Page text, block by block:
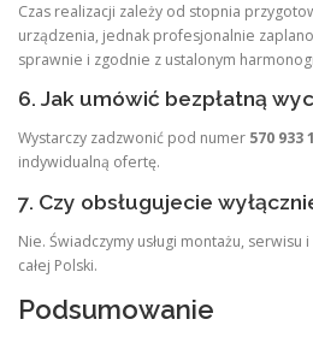
Czas realizacji zależy od stopnia
urządzenia, jednak profesjonalnie
sprawnie i zgodnie z ustalonym
6. Jak umówić bezpłatną
Wystarczy zadzwonić pod numer 570 933
indywidualną ofertę.
7. Czy obsługujecie
Nie. Świadczymy usługi montażu,
całej Polski.
Podsumowanie